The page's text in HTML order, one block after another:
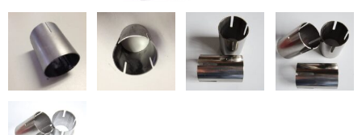
LINK JAPAN
FUNK MOTORSPORT
お問い合わせ
Contact form